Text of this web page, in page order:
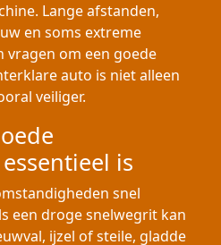
Lange afstanden,
en soms extreme
om een goede
auto is niet alleen
veiliger.
is
snel
een droge snelwegrit kan
ijzel of steile, gladde